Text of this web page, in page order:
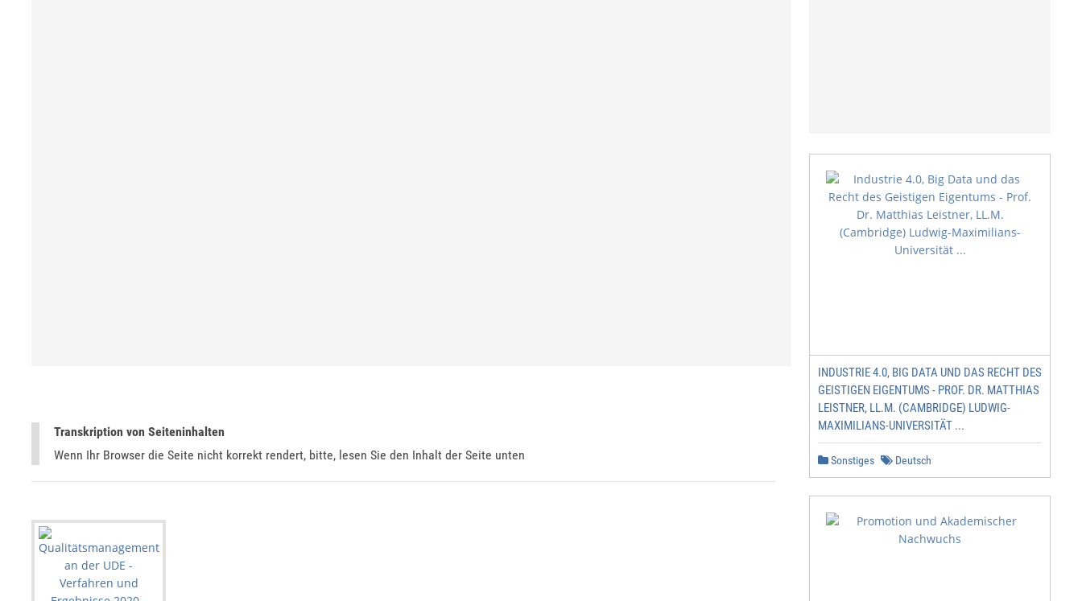
Transkription von Seiteninhalten
Wenn Ihr Browser die Seite nicht korrekt rendert, bitte, lesen Sie den Inhalt der Seite unten
INDUSTRIE 4.0, BIG DATA UND DAS RECHT DES
GEISTIGEN EIGENTUMS - PROF. DR. MATTHIAS
LEISTNER, LL.M. (CAMBRIDGE) LUDWIG-
MAXIMILIANS-UNIVERSITÄT ...
Sonstiges Deutsch